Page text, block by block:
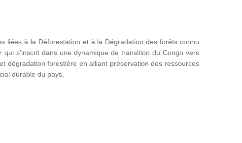
liées à la Déforestation et à la Dégradation des forêts connu
s’inscrit dans une dynamique de transition du Congo vers
dégradation forestière en alliant préservation des ressources
durable du pays.